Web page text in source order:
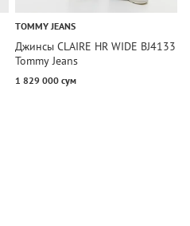
TOMMY JEANS
Джинсы CLAIRE HR WIDE BJ4133
Tommy Jeans
1 829 000 сум